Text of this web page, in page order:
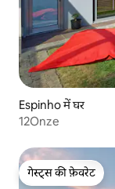
Espinho में घर
12Onze
गेस्ट्स की फ़ेवरेट
गेस्ट्स की फ़ेवरेट